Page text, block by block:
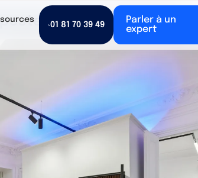
01 81 70 39 49
Parler à un
expert
à louer - Bordeaux